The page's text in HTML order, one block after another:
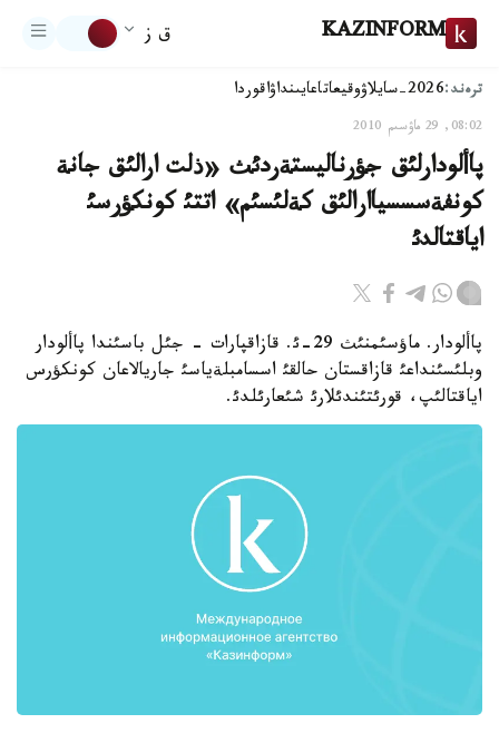
KAZINFORM ق ز
ترەند:2026-سايلاۋ وقيعاتاعايىنداۋاقوردا
08:02, 29 ماۋسىم 2010
پاألودارلئق جؤرناليستةردئث «ذلت ارالئق جانة
كونفةسسسياارالئق كةلئسئم» اتتئ كونكؤرسئ
اياقتالدئ
پاألودار. ماؤسئمنئث 29-ئ. قازاقپارات - جئل باسئندا پاألودار
وبلئسئنداعئ قازاقستان حالقئ اسسامبلةياسئ جاريالاعان كونكؤرس
اياقتالئپ، قورئتئندئلارئ شئعارئلدئ.